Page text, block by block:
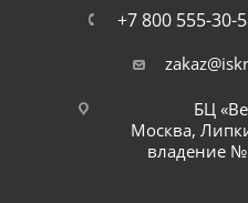
+7 800 555-30-
БЦ
Москва,
владение